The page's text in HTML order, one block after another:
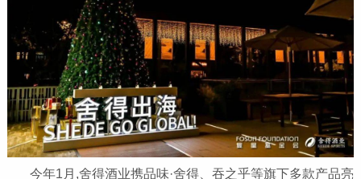
今年1月,舍得酒业携品味·舍得、吞之乎等旗下多款产品亮